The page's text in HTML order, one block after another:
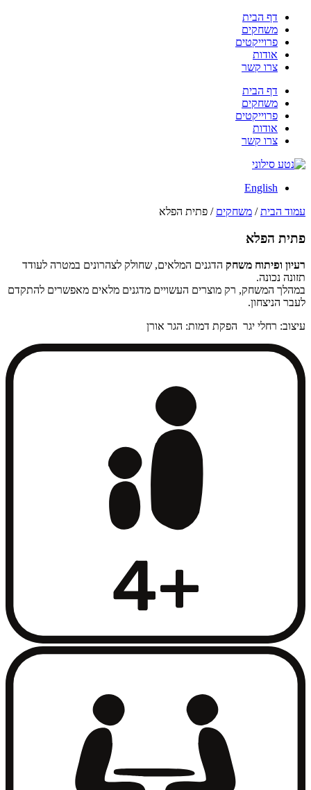
לתוכן
דף הבית
משחקים
פרוייקטים
אודות
צרו קשר
דף הבית
משחקים
פרוייקטים
אודות
צרו קשר
English
עמוד הבית/ משחקים / פתית הפלא
פתית הפלא
רעיון ופיתוח משחק הדגנים המלאים, שחולק לצהרונים במטרה לעודד
תזונה נכונה.
במהלך המשחק, רק מוצרים העשויים מדגנים מלאים מאפשרים להתקדם
לעבר הניצחון.
עיצוב: רחלי יגר הפקת דמות: הגר אורן